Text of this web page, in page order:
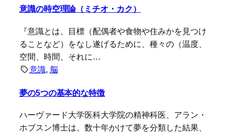
意識の時空理論（ミチオ・カク）
『意識とは、目標（配偶者や食物や住みかを見つけ
ることなど）をなし遂げるために、種々の（温度、
空間、時間、それに…
意識, 脳
夢の5つの基本的な特徴
ハーヴァード大学医科大学院の精神科医、アラン・
ホブスン博士は、数十年かけて夢を分類した結果、